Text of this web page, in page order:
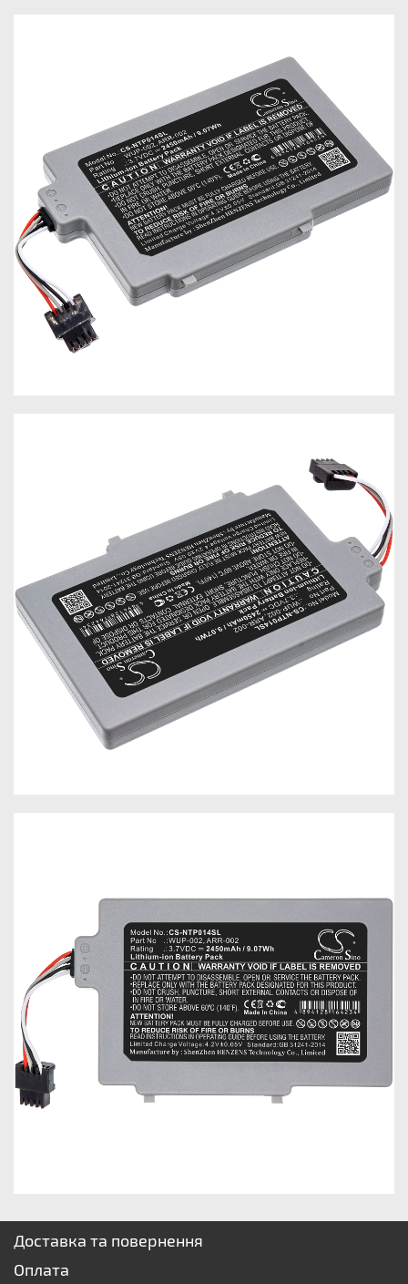
Доставка та повернення
Оплата